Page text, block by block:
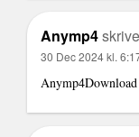
Anymp4
30 Dec 2024 kl.
Anymp4